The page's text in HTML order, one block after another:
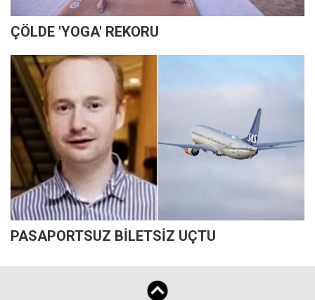
ÇÖLDE 'YOGA' REKORU
PASAPORTSUZ BİLETSİZ UÇTU